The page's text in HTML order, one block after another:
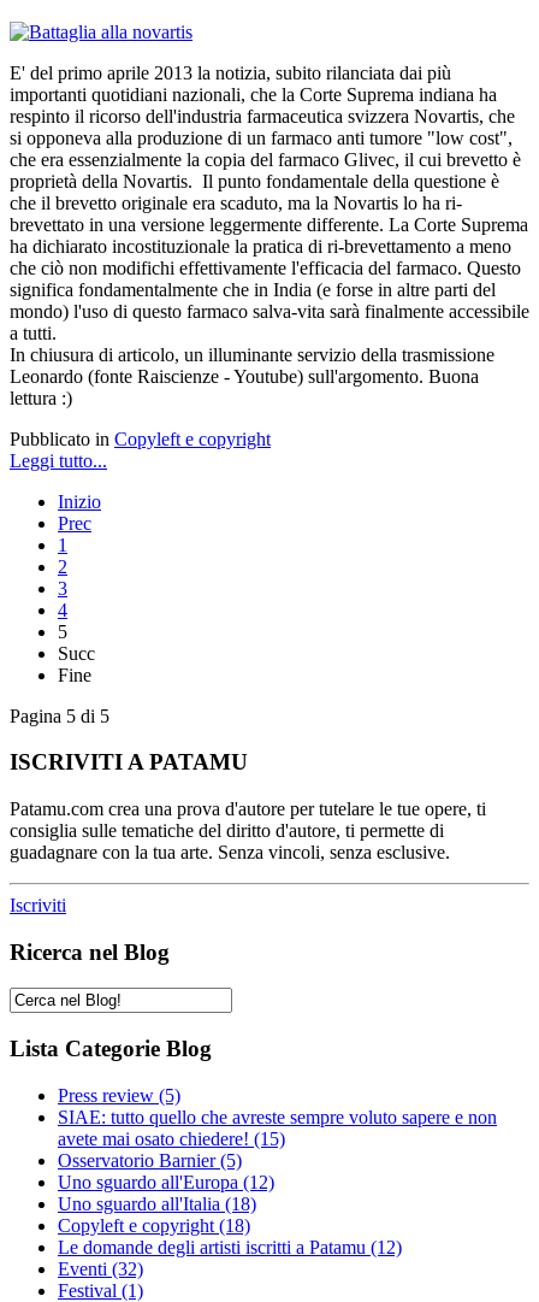
E' del primo aprile 2013 la notizia, subito rilanciata dai più
importanti quotidiani nazionali, che la Corte Suprema indiana ha
respinto il ricorso dell'industria farmaceutica svizzera Novartis, che
si opponeva alla produzione di un farmaco anti tumore "low cost",
che era essenzialmente la copia del farmaco Glivec, il cui brevetto è
proprietà della Novartis. Il punto fondamentale della questione è
che il brevetto originale era scaduto, ma la Novartis lo ha ri-
brevettato in una versione leggermente differente. La Corte Suprema
ha dichiarato incostituzionale la pratica di ri-brevettamento a meno
che ciò non modifichi effettivamente l'efficacia del farmaco. Questo
significa fondamentalmente che in India (e forse in altre parti del
mondo) l'uso di questo farmaco salva-vita sarà finalmente accessibile
a tutti.
In chiusura di articolo, un illuminante servizio della trasmissione
Leonardo (fonte Raiscienze - Youtube) sull'argomento. Buona
lettura :)
Pubblicato in Copyleft e copyright
Leggi tutto...
Inizio
Prec
1
2
3
4
5
Succ
Fine
Pagina 5 di 5
ISCRIVITI A PATAMU
Patamu.com crea una prova d'autore per tutelare le tue opere, ti
consiglia sulle tematiche del diritto d'autore, ti permette di
guadagnare con la tua arte. Senza vincoli, senza esclusive.
Iscriviti
Ricerca nel Blog
Lista Categorie Blog
Press review (5)
SIAE: tutto quello che avreste sempre voluto sapere e non
avete mai osato chiedere! (15)
Osservatorio Barnier(5)
Uno sguardo all'Europa (12)
Uno sguardo all'Italia (18)
Copyleft e copyright (18)
Le domande degli artisti iscritti a Patamu (12)
Eventi (32)
Festival (1)